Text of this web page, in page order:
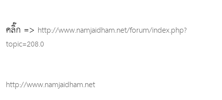
คลิ๊ก => http://www.namjaidham.net/forum/index.php?
topic=208.0
http://www.namjaidham.net